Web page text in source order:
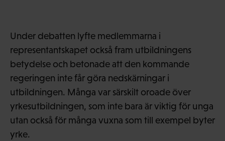
Under debatten lyfte medlemmarna i
representantskapet också fram utbildningens
betydelse och betonade att den kommande
regeringen inte får göra nedskärningar i
utbildningen. Många var särskilt oroade över
yrkesutbildningen, som inte bara är viktig för unga
utan också för många vuxna som till exempel byter
yrke.